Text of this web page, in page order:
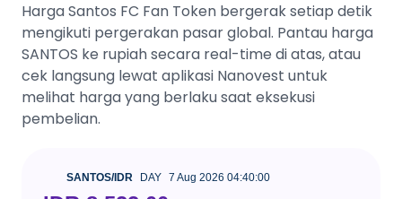
Harga Santos FC Fan Token bergerak setiap detik
mengikuti pergerakan pasar global. Pantau harga
SANTOS ke rupiah secara real-time di atas, atau
cek langsung lewat aplikasi Nanovest untuk
melihat harga yang berlaku saat eksekusi
pembelian.
SANTOS/IDR DAY 7 Aug 2026 04:40:00